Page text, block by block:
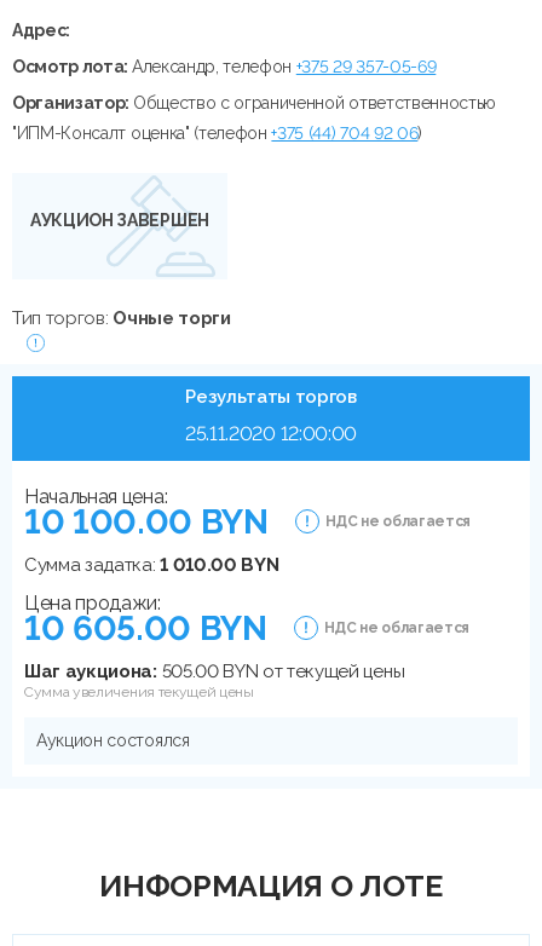
Адрес:
Осмотр лота: Александр, телефон +375 29 357-05-69
Организатор: Общество с ограниченной ответственностью
"ИПМ-Консалт оценка" (телефон+375 (44) 704 92 06)
АУКЦИОН ЗАВЕРШЕН
Тип торгов: Очные торги
Результаты торгов
25.11.2020 12:00:00
Начальная цена:
10 100.00 BYN НДС не облагается
Сумма задатка:1 010.00 BYN
Цена продажи:
10 605.00 BYN НДС не облагается
Шаг аукциона: 505.00 BYN от текущей цены
Сумма увеличения текущей цены
Аукцион состоялся
ИНФОРМАЦИЯ О ЛОТЕ